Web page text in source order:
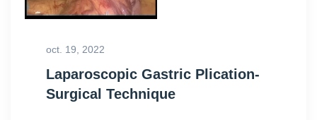
oct. 19, 2022
Laparoscopic Gastric Plication-
Surgical Technique